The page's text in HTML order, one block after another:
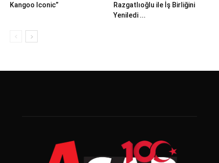
Kangoo Iconic”
Razgatlıoğlu ile İş Birliğini
Yeniledi ...